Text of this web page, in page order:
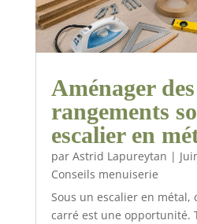
Aménager des
rangements
escalier en
par Astrid Lapureytan |
Conseils menuiserie
Sous un escalier en métal,
carré est une opportunité.